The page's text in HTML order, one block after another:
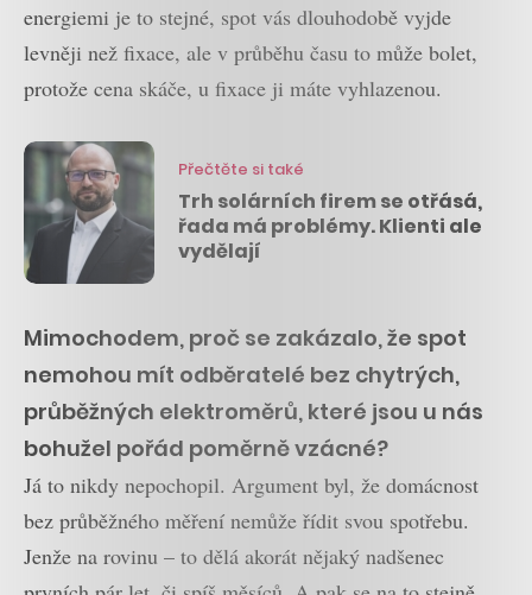
energiemi je to stejné, spot vás dlouhodobě vyjde
levněji než fixace, ale v průběhu času to může bolet,
protože cena skáče, u fixace ji máte vyhlazenou.
Přečtěte si také
Trh solárních firem se otřásá,
řada má problémy. Klienti ale
vydělají
Mimochodem, proč se zakázalo, že spot
nemohou mít odběratelé bez chytrých,
průběžných elektroměrů, které jsou u nás
bohužel pořád poměrně vzácné?
Já to nikdy nepochopil. Argument byl, že domácnost
bez průběžného měření nemůže řídit svou spotřebu.
Jenže na rovinu – to dělá akorát nějaký nadšenec